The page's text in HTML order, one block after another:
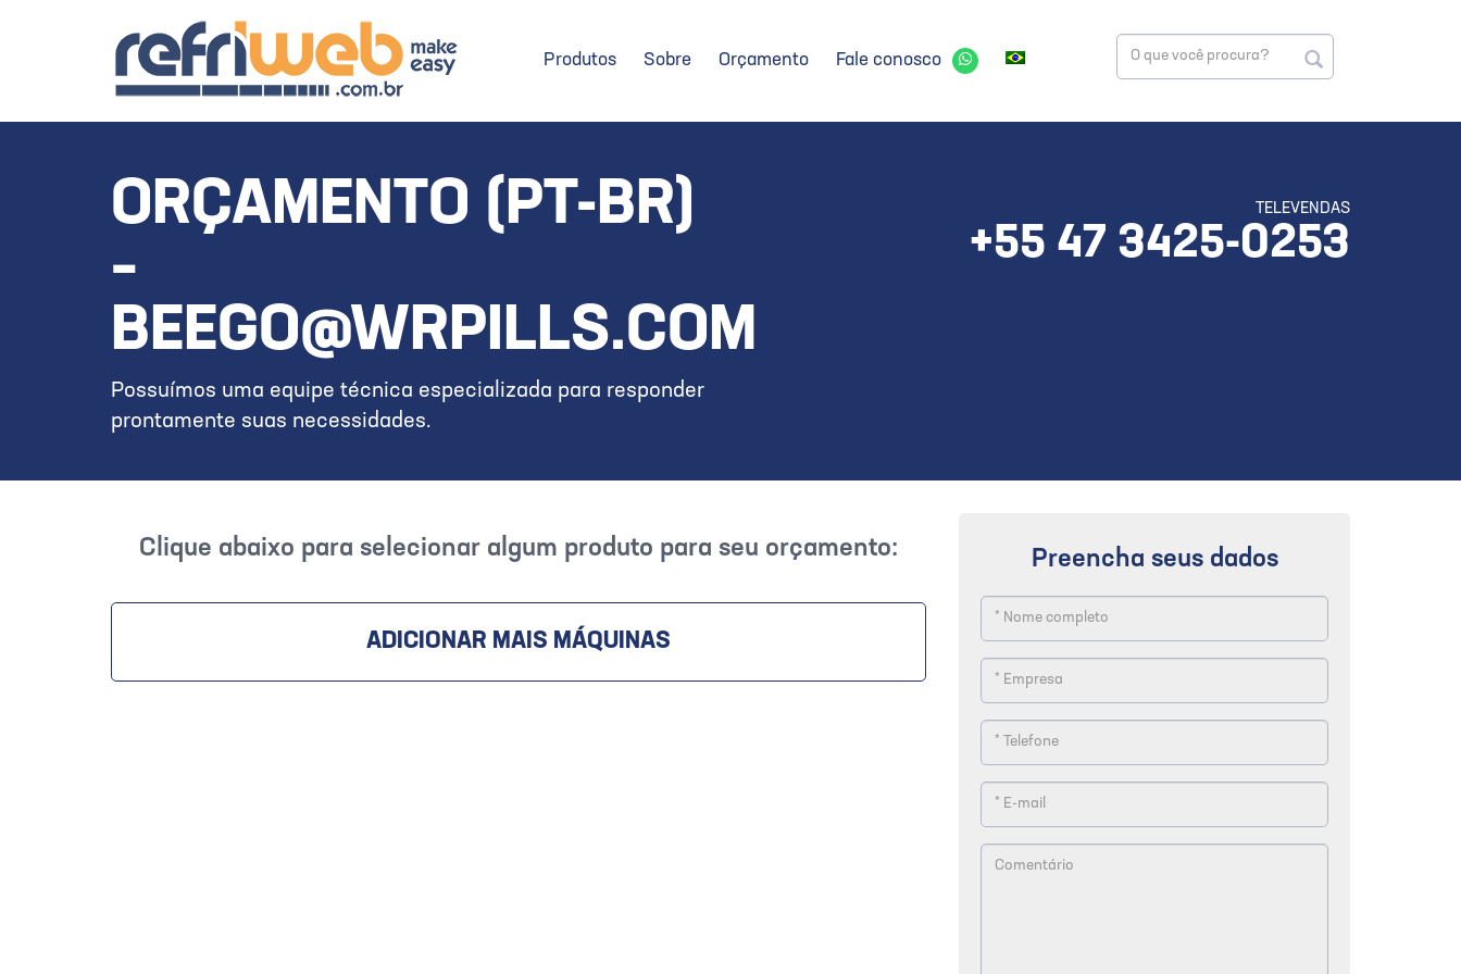
Produtos Sobre Orçamento Fale conosco
ORÇAMENTO (PT-BR)
–
BEEGO@WRPILLS.COM
Possuímos uma equipe técnica especializada para responder
prontamente suas necessidades.
TELEVENDAS
+55 47 3425-0253
Clique abaixo para selecionar algum produto para seu orçamento:
ADICIONAR MAIS MÁQUINAS
Preencha seus dados